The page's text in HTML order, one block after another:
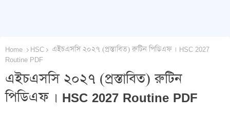
Home HSC
এইচএসসি ২০২৭ (প্রস্তাবিত) রুটিন পিডিএফ । HSC 2027
Routine PDF
এইচএসসি ২০২৭ (প্রস্তাবিত) রুটিন
পিডিএফ । HSC 2027 Routine PDF